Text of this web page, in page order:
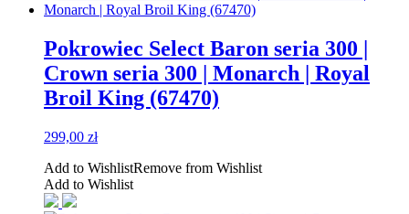
Pokrowiec Select Baron seria 300 |
Crown seria 300 | Monarch | Royal
Broil King (67470)
299,00 zł
Add to WishlistRemove from Wishlist
Add to Wishlist